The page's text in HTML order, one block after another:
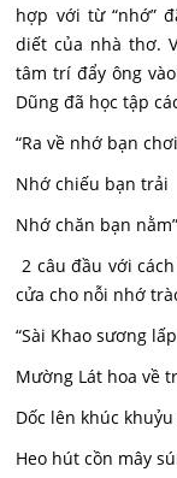
hợp với từ “nhớ”
diết của nhà thơ.
tâm trí đẩy ông
Dũng đã học tập
“Ra về nhớ bạn
Nhớ chiếu bạn trải
Nhớ chăn bạn nằm”
2 câu đầu với
cửa cho nỗi nhớ
“Sài Khao sương
Mường Lát hoa về
Dốc lên khúc
Heo hút cồn mây